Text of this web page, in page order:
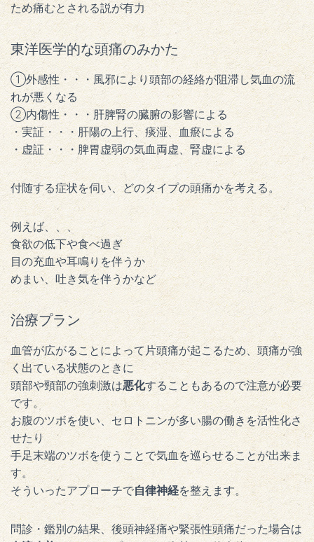
ため痛むとされる説が有力
東洋医学的な頭痛のみかた
①外感性・・・風邪により頭部の経絡が阻滞し気血の流
れが悪くなる
②内傷性・・・肝脾腎の臓腑の影響による
・実証・・・肝陽の上行、痰湿、血瘀による
・虚証・・・脾胃虚弱の気血両虚、腎虚による
付随する症状を伺い、どのタイプの頭痛かを考える。
例えば、、、
食欲の低下や食べ過ぎ
目の充血や耳鳴りを伴うか
めまい、吐き気を伴うかなど
治療プラン
血管が広がることによって片頭痛が起こるため、頭痛が強
く出ている状態のときに
頭部や頸部の強刺激は悪化することもあるので注意が必要
です。
お腹のツボを使い、セロトニンが多い腸の働きを活性化さ
せたり
手足末端のツボを使うことで気血を巡らせることが出来ま
す。
そういったアプローチで自律神経を整えます。
問診・鑑別の結果、後頭神経痛や緊張性頭痛だった場合は